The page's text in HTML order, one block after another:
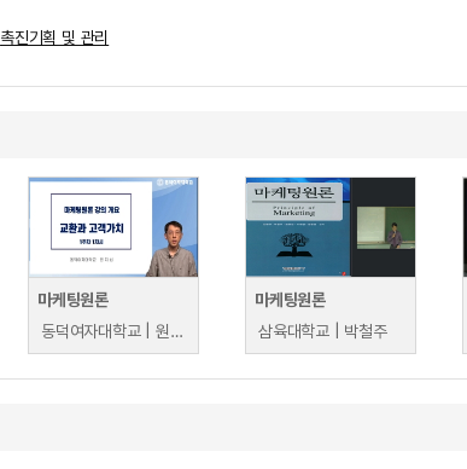
촉진기획 및 관리
마케팅원론
동덕여자대학교 | 원지성
마케팅원론
삼육대학교 | 박철주